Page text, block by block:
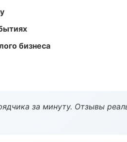
бизнеса
за минуту. Отзывы